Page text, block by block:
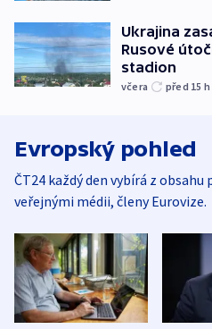
Ukrajina
Rusové
stadion
včera před 15 h
Evropský pohled
ČT24 každý den vybírá z
veřejnými médii, členy Eurovize.